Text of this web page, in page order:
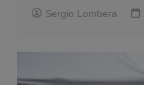
Sergio Lombera